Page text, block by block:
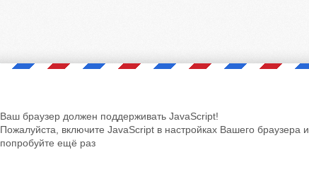
Ваш браузер должен поддерживать JavaScript!
Пожалуйста, включите JavaScript в настройках Вашего браузера и
попробуйте ещё раз